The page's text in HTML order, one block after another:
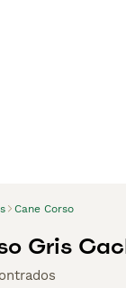
Cane Corso
Gris